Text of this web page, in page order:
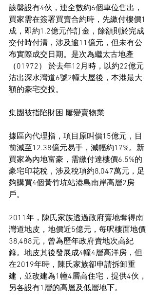
該盤設有4伙，連全數約6個車位售出，
買家需在簽署買賣合約時，先繳付樓價1
成，即約1.2億元作訂金，餘額則於完成
交付時付清，涉及逾11億元，但未有公
布實際成交日期。是次為繼太古地產
（01972） 於去年12月時，以約22億元
沽出深水灣道6號2幢大屋後，本港最大
額的豪宅交投。
集團被指陷財困 屢變賣物業
據區內代理指，項目原叫價15億元，目
前減至12.38億元易手，減幅約17%。新
買家為內地富豪，需繳付達樓價6.5%的
豪宅印花稅，涉及稅項約8,047萬元，足
夠購買4個黃竹坑站港島南岸高層2房
戶。
2011年，陳氏家族透過政府賣地奪得南
灣道地皮，地價近5億元，每呎樓面地價
38,488元，曾為歷年政府賣地次高紀
錄。地皮其後發展成4幢4層高洋房，但
在2019年時，陳氏家族卻申請拆卸重
建，並改建為1幢4層高住宅，提供4伙，
另各設有1層的高層及低層地下。